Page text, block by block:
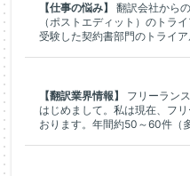
【仕事の悩み】
翻訳会社から
（ポストエディット）のトラ
受験した契約書部門のトライ
【翻訳業界情報】
フリーラン
はじめまして。私は現在、フ
おります。年間約50～60件（